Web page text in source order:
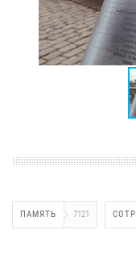
ПАМЯТЬ 7121